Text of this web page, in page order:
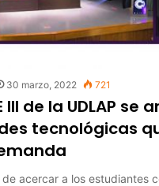
30 marzo, 2022 721
III de la UDLAP se
tecnológicas
acercar a los estudiantes